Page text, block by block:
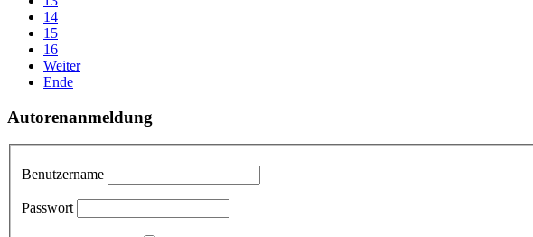
14
15
16
Weiter
Ende
Autorenanmeldung
Benutzername
Passwort